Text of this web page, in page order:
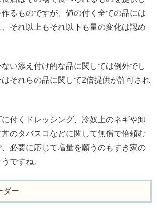
るものですが、値の付く全ての品には
それ以上もそれ以下も量の変化は認め
い添え付け的な品に関しては例外でし
それらの品に関して2倍提供が許可され
付くドレッシング、冷奴上のネギや卸
丼のタバスコなどに関して無償で倍頼む
必要に応じて増量を願うのもすき家の
ですね。
ダー